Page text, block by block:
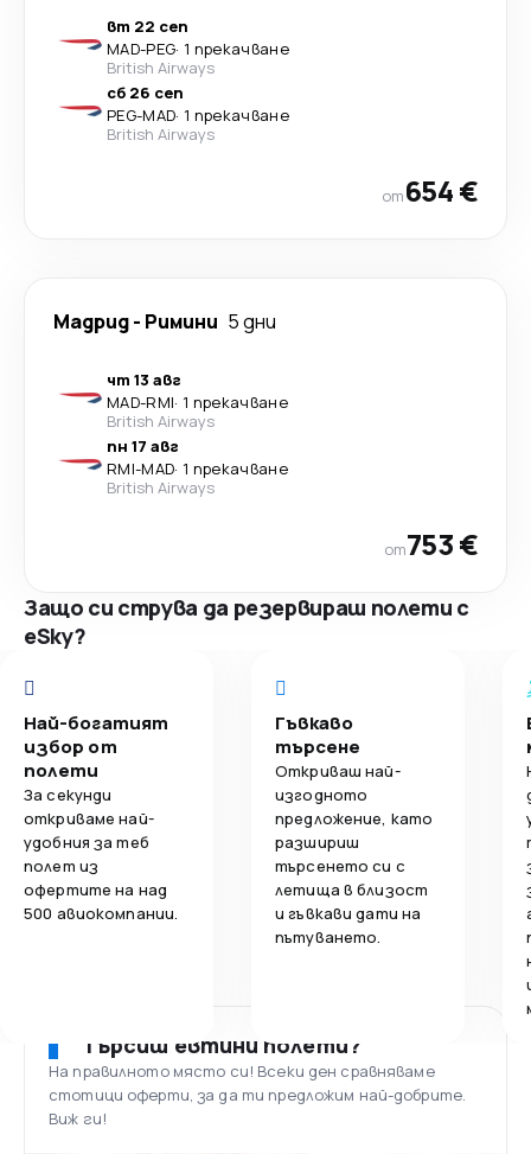
вт 22 сеп
MAD-PEG· 1 прекачване
British Airways
сб 26 сеп
PEG-MAD· 1 прекачване
British Airways
от654 €
Мадрид- Римини 5 дни
чт 13 авг
MAD-RMI· 1 прекачване
British Airways
пн 17 авг
RMI-MAD· 1 прекачване
British Airways
от753 €
Защо си струва да резервираш полети с
eSky?
Най-богатият
избор от
полети
За секунди
откриваме най-
удобния за теб
полет из
офертите на над
500 авиокомпании.
Гъвкаво
търсене
Откриваш най-
изгодното
предложение, като
разшириш
търсенето си с
летища в близост
и гъвкави дати на
пътуването.
Търсиш евтини полети?
На правилното място си! Всеки ден сравняваме
стотици оферти, за да ти предложим най-добрите.
Виж ги!